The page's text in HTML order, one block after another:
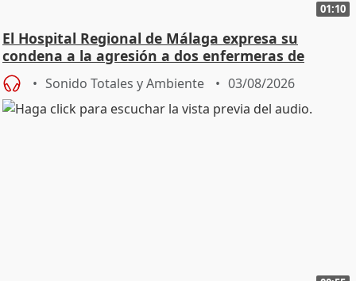
01:10
El Hospital Regional de Málaga expresa su
condena a la agresión a dos enfermeras de
Urgencias
Sonido Totales y Ambiente 03/08/2026